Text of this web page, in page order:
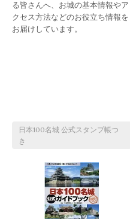
る皆さんへ、お城の基本情報やア
クセス方法などのお役立ち情報を
お届けしています。
日本100名城 公式スタンプ帳つ
き